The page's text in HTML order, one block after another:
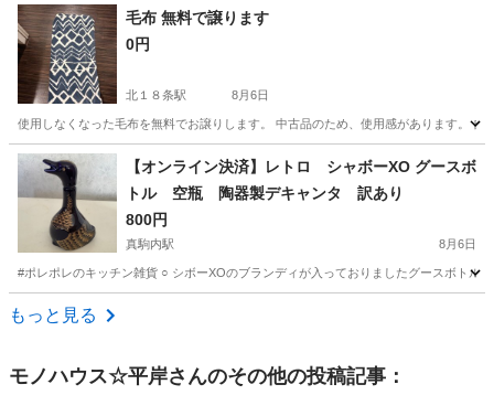
北海道 札幌市 星置駅 食器
毛布 無料で譲ります
0円
北１８条駅 8月6日
使用しなくなった毛布を無料でお譲りします。 中古品のため、使用感があります。
北海道 札幌市 北１８条駅 生活雑貨
【オンライン決済】レトロ シャボーXO グースボ
トル 空瓶 陶器製デキャンタ 訳あり
800円
真駒内駅 8月6日
#ポレポレのキッチン雑貨 ○ シボーXOのブランディが入っておりましたグースボト
北海道 札幌市
もっと見る
モノハウス☆平岸さんのその他の投稿記事：